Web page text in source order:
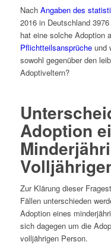
Nach Angaben des
2016 in Deutschland
hat eine solche Adoption
Pflichtteilsansprücheund
sowohl gegenüber den
Adoptiveltern?
Adoption
Zur Klärung dieser
Fällen unterschieden
Adoption eines
sich dagegen um die
volljährigen Person.